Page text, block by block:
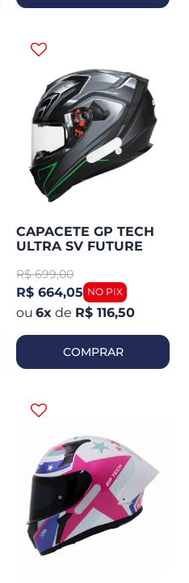
CAPACETE GP TECH
ULTRA SV FUTURE
R$ 699,00
R$ 664,05
6x de R$ 116,50
COMPRAR